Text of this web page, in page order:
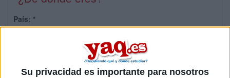
Su privacidad es importante para nosotros
País: *